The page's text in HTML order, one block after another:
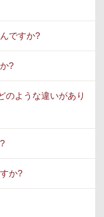
ですか?
?
のような違いがあり
か?